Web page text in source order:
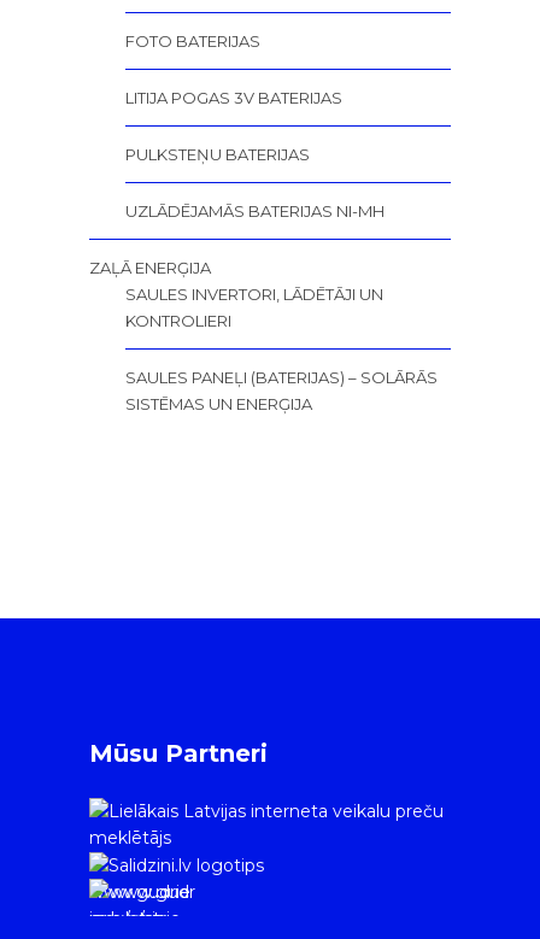
FOTO BATERIJAS
LITIJA POGAS 3V BATERIJAS
PULKSTEŅU BATERIJAS
UZLĀDĒJAMĀS BATERIJAS NI-MH
ZAĻĀ ENERĢIJA
SAULES INVERTORI, LĀDĒTĀJI UN
KONTROLIERI
SAULES PANEĻI (BATERIJAS) – SOLĀRĀS
SISTĒMAS UN ENERĢIJA
Mūsu Partneri
www.gudrie
m.lv/atrie-